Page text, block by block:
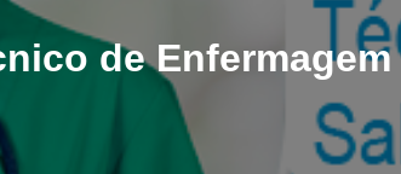
de Enfermagem